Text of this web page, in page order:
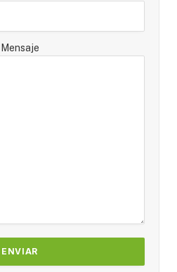
Mensaje